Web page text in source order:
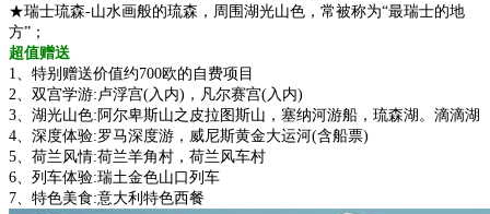
★瑞士琉森-山水画般的琉森，周围湖光山色，常被称为“最瑞士的地
方”；
超值赠送
1、特别赠送价值约700欧的自费项目
2、双宫学游:卢浮宫(入内)，凡尔赛宫(入内)
3、湖光山色:阿尔卑斯山之皮拉图斯山，塞纳河游船，琉森湖。滴滴湖
4、深度体验:罗马深度游，威尼斯黄金大运河(含船票)
5、荷兰风情:荷兰羊角村，荷兰风车村
6、列车体验:瑞土金色山口列车
7、特色美食:意大利特色西餐